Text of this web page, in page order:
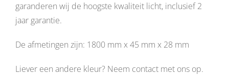
garanderen wij de hoogste kwaliteit licht, inclusief 2
jaar garantie.
De afmetingen zijn: 1800 mm x 45 mm x 28 mm
Liever een andere kleur? Neem contact met ons op.